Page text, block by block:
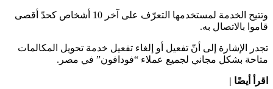
وتتيح الخدمة لمستخدمها التعرّف على آخر 10 أشخاص كحدّ أقصى
قاموا بالاتصال به.
تجدر الإشارة إلى أنّ تفعيل أو إلغاء تفعيل خدمة تحويل المكالمات
متاحة بشكل مجاني لجميع عملاء “فودافون” في مصر.
اقرأ أيضًا |